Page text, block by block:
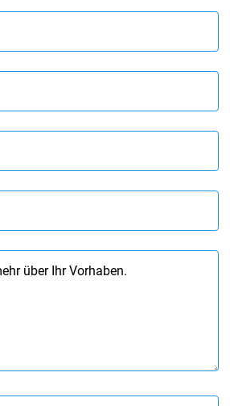
über Ihr Vorhaben.